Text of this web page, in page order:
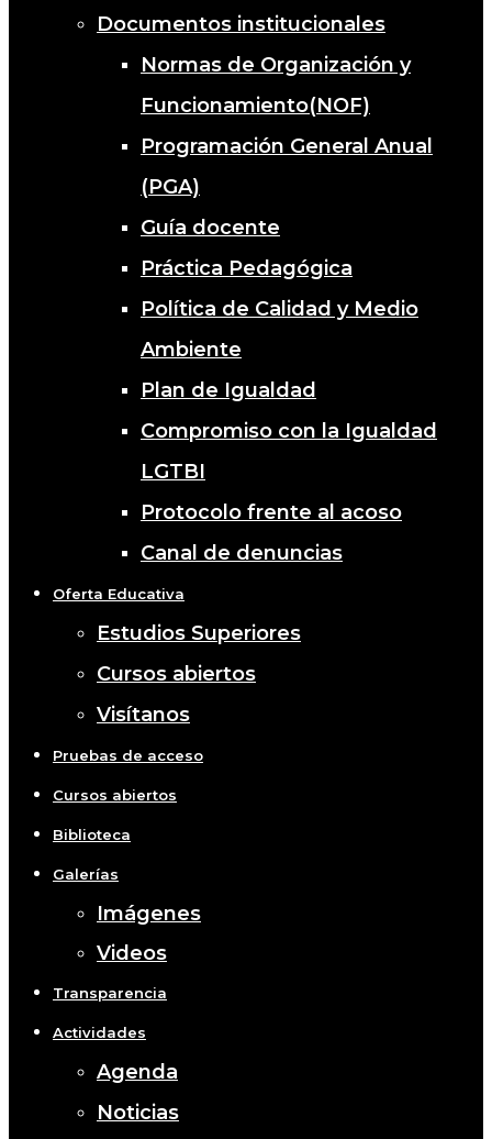
Documentos institucionales
Normas de Organización y
Funcionamiento(NOF)
Programación General Anual
(PGA)
Guía docente
Práctica Pedagógica
Política de Calidad y Medio
Ambiente
Plan de Igualdad
Compromiso con la Igualdad
LGTBI
Protocolo frente al acoso
Canal de denuncias
Oferta Educativa
Estudios Superiores
Cursos abiertos
Visítanos
Pruebas de acceso
Cursos abiertos
Biblioteca
Galerías
Imágenes
Videos
Transparencia
Actividades
Agenda
Noticias